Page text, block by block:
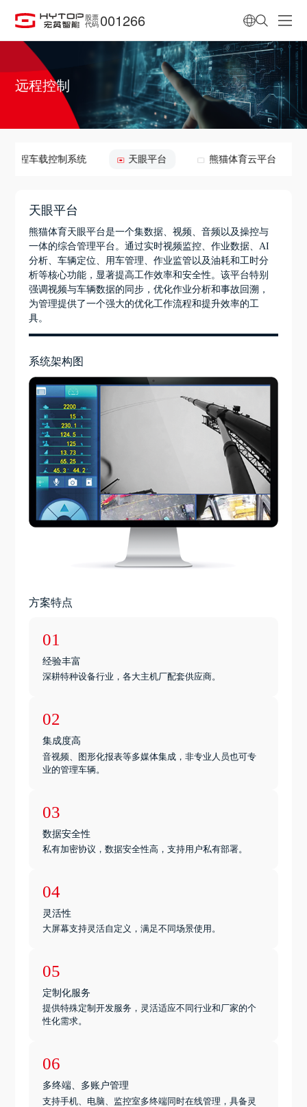
股票
代码 001266
远程控制
远程车载控制系统 天眼平台 熊猫体育云平台
天眼平台
熊猫体育天眼平台是一个集数据、视频、音频以及操控与
一体的综合管理平台。通过实时视频监控、作业数据、AI
分析、车辆定位、用车管理、作业监管以及油耗和工时分
析等核心功能，显著提高工作效率和安全性。该平台特别
强调视频与车辆数据的同步，优化作业分析和事故回溯，
为管理提供了一个强大的优化工作流程和提升效率的工
具。
系统架构图
方案特点
01
经验丰富
深耕特种设备行业，各大主机厂配套供应商。
02
集成度高
音视频、图形化报表等多媒体集成，非专业人员也可专
业的管理车辆。
03
数据安全性
私有加密协议，数据安全性高，支持用户私有部署。
04
灵活性
大屏幕支持灵活自定义，满足不同场景使用。
05
定制化服务
提供特殊定制开发服务，灵活适应不同行业和厂家的个
性化需求。
06
多终端、多账户管理
支持手机、电脑、监控室多终端同时在线管理，具备灵